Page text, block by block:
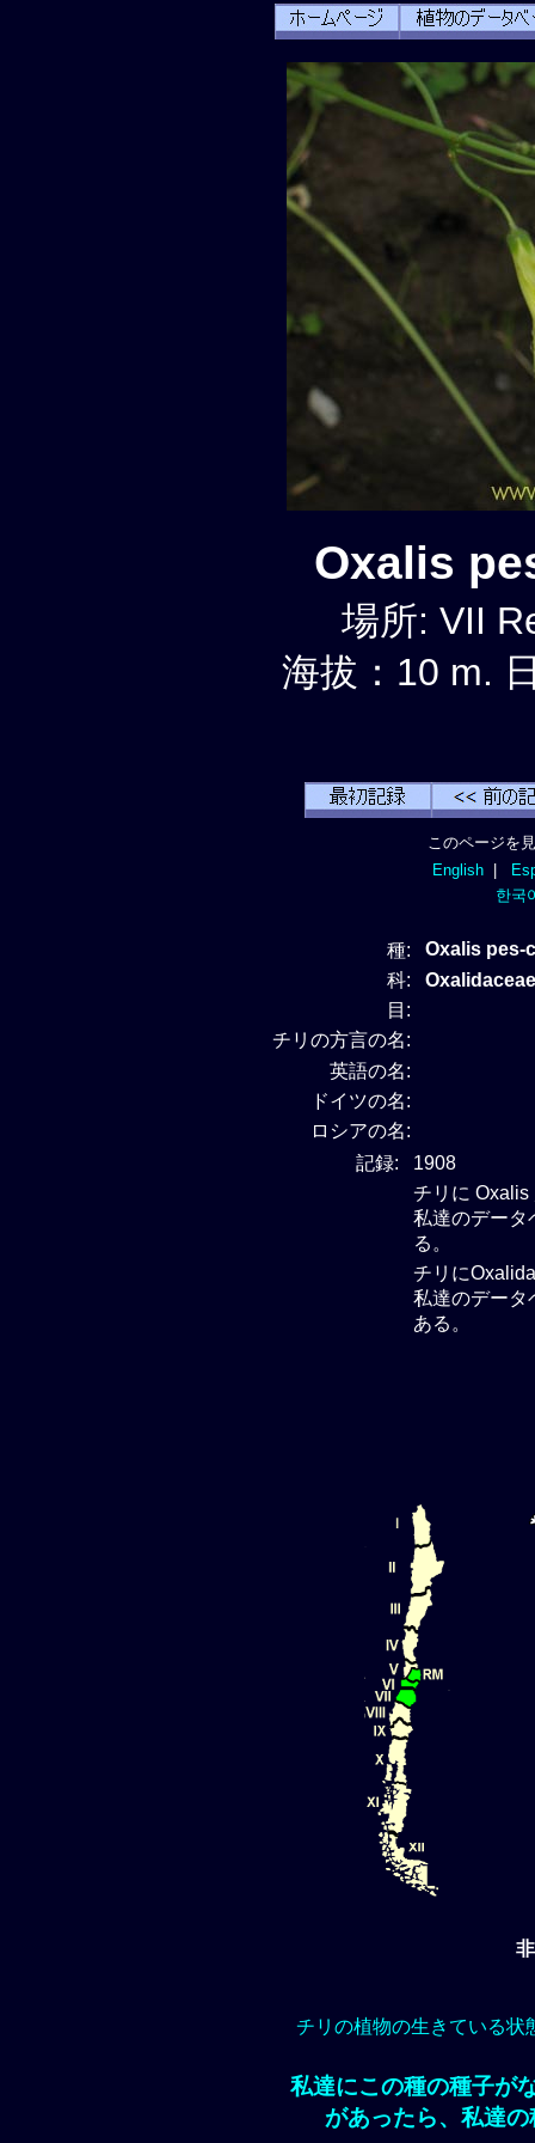
Oxalis
場所: VII
海拔：10 m.
このページを
English|
한국
種:
Oxalis pes-
科:
Oxalidaceae
目:
チリの方言の名:
英語の名:
ドイツの名:
ロシアの名:
記録:
1908
チリに
私達のデータ
る。
チリに
私達のデータ
ある。
チリの植物の生きている状
私達にこの種の種子が
があったら、私達